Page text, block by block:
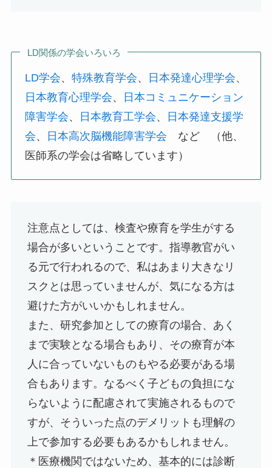
LD関係の学会いろいろ
LD学会、特殊教育学会、 日本発達心理学会、
日本教育心理学会、
日本コミュニケーション
障害学会、 日本教育工学会、
日本発達支援学
会、 日本高次脳機能障害学会 など （他、
医師系の学会は省略しています）
注意点としては、検査や療育を学生がする
場合が多いということです。指導教官がい
る元で行われるので、私はあまり大きなリ
スクとは思っていませんが、気になる方は
避けた方がいいかもしれません。
また、研究参加としての療育の場合、あく
まで実験となる場合もあり、その療育が本
人に合っていないものもやる必要がある場
合もあります。なるべく子どもの負担にな
らないように配慮されて実施されるもので
すが、そういった点のデメリットも理解の
上で参加する必要もあるかもしれません。
＊医療機関ではないため、基本的には診断